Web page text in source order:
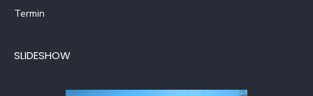
Termin
SLIDESHOW